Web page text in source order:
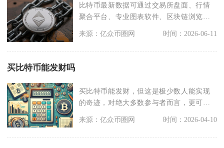
比特币最新数据可通过交易所盘面、行情
聚合平台、专业图表软件、区块链浏览
器、链上数据分析平台
来源：亿众币圈网 时间：2026-06-11
买比特币能发财吗
买比特币能发财，但这是极少数人能实现
的奇迹，对绝大多数参与者而言，更可能
来源：亿众币圈网 时间：2026-04-10